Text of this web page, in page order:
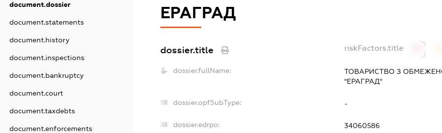
document.dossier
document.statements
document.history
document.inspections
document.bankruptcy
document.court
document.taxdebts
document.enforcements
ЕРАГРАД
dossier.title riskFactors.title
dossier.fullName:
ТОВАРИСТВО З
"ЕРАГРАД"
dossier.opfSubType: -
dossier.edrpo: 34060586